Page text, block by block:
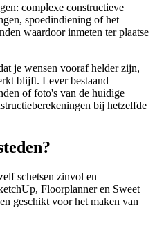
complexe constructieve
spoedindiening of het
waardoor inmeten ter plaatse
je wensen vooraf helder zijn,
blijft. Lever bestaand
of foto's van de huidige
bij hetzelfde
schetsen zinvol en
Floorplanner en Sweet
geschikt voor het maken van